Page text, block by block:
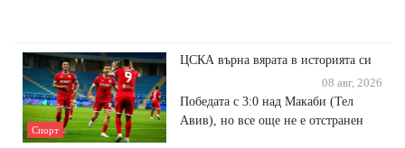
Спорт
ЦСКА върна вярата в историята си
08 авг, 2026
Победата с 3:0 над Макаби (Тел
Авив), но все още не е отстранен